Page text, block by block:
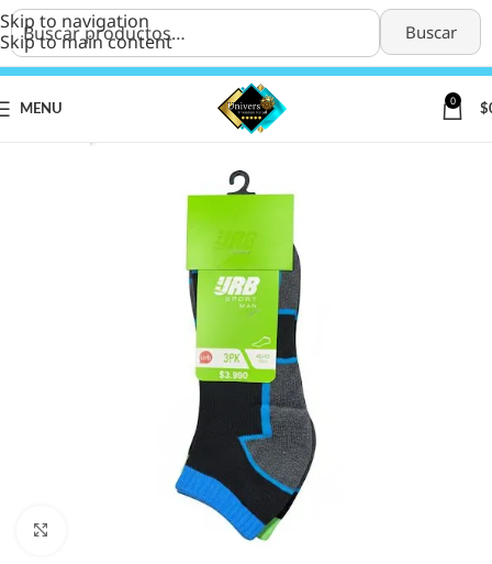
Buscar
Skip to navigation
Skip to main content
MENU
0
$